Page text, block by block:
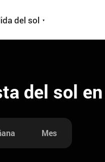
del sol
del sol
Mes